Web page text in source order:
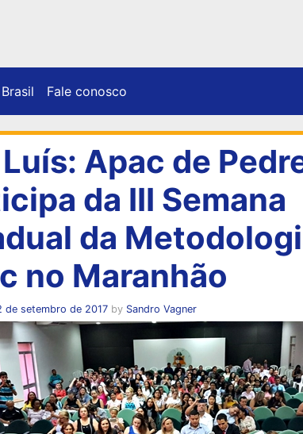
Brasil Fale conosco
Apac de
da III Semana
da
no Maranhão
de setembro de 2017by Sandro Vagner